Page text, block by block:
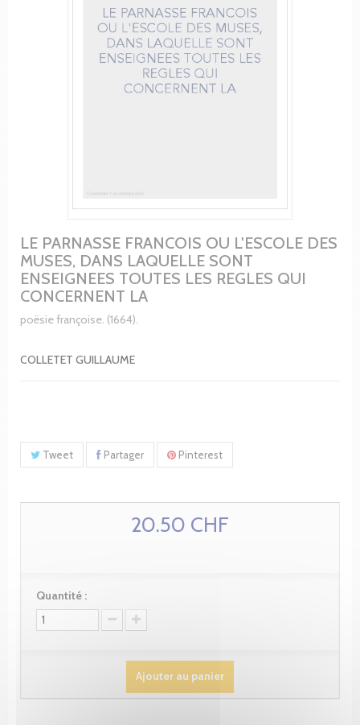
LE PARNASSE FRANCOIS OU L'ESCOLE DES
MUSES, DANS LAQUELLE SONT
ENSEIGNEES TOUTES LES REGLES QUI
CONCERNENT LA
poësie françoise. (1664).
COLLETET GUILLAUME
Tweet Partager Pinterest
20.50 CHF
Quantité :
Ajouter au panier